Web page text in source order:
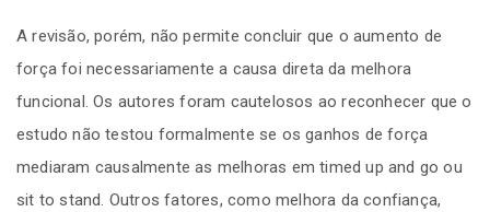
A revisão, porém, não permite concluir que o aumento de
força foi necessariamente a causa direta da melhora
funcional. Os autores foram cautelosos ao reconhecer que o
estudo não testou formalmente se os ganhos de força
mediaram causalmente as melhoras em timed up and go ou
sit to stand. Outros fatores, como melhora da confiança,